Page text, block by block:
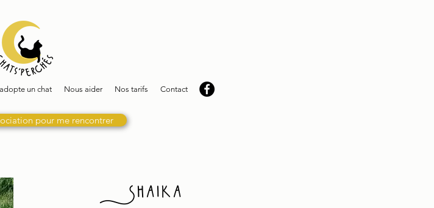
un chat Nous aider Nos tarifs Contact
pour me rencontrer
Shaika